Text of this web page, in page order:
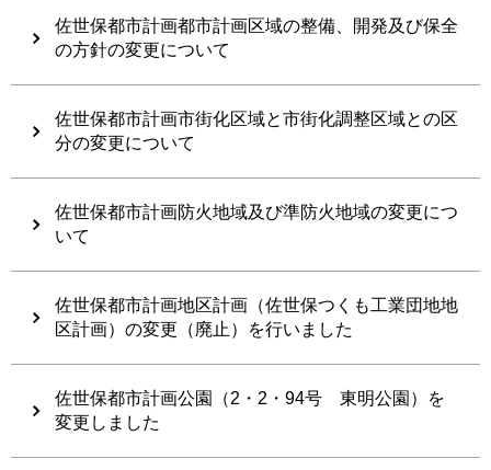
佐世保都市計画都市計画区域の整備、開発及び保全
の方針の変更について
佐世保都市計画市街化区域と市街化調整区域との区
分の変更について
佐世保都市計画防火地域及び準防火地域の変更につ
いて
佐世保都市計画地区計画（佐世保つくも工業団地地
区計画）の変更（廃止）を行いました
佐世保都市計画公園（2・2・94号 東明公園）を
変更しました